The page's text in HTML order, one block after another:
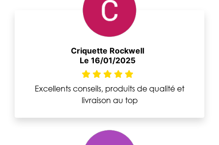
Criquette Rockwell
Le 16/01/2025
Excellents conseils, produits de qualité et
livraison au top